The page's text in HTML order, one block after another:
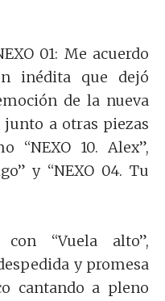
01: Me acuerdo
inédita que dejó
de la nueva
junto a otras piezas
“NEXO 10. Alex”,
y “NEXO 04. Tu
“Vuela alto”,
y promesa
cantando a pleno